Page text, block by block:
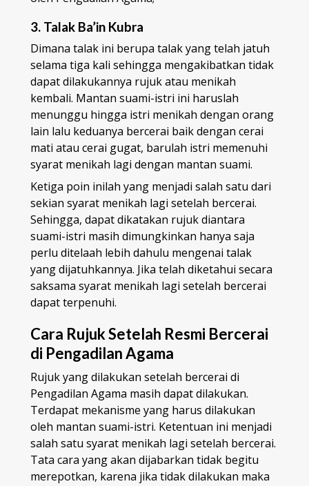
3. Talak Ba’in Kubra
Dimana talak ini berupa talak yang telah jatuh
selama tiga kali sehingga mengakibatkan tidak
dapat dilakukannya rujuk atau menikah
kembali. Mantan suami-istri ini haruslah
menunggu hingga istri menikah dengan orang
lain lalu keduanya bercerai baik dengan cerai
mati atau cerai gugat, barulah istri memenuhi
syarat menikah lagi dengan mantan suami.
Ketiga poin inilah yang menjadi salah satu dari
sekian syarat menikah lagi setelah bercerai.
Sehingga, dapat dikatakan rujuk diantara
suami-istri masih dimungkinkan hanya saja
perlu ditelaah lebih dahulu mengenai talak
yang dijatuhkannya. Jika telah diketahui secara
saksama syarat menikah lagi setelah bercerai
dapat terpenuhi.
Cara Rujuk Setelah Resmi Bercerai
di Pengadilan Agama
Rujuk yang dilakukan setelah bercerai di
Pengadilan Agama masih dapat dilakukan.
Terdapat mekanisme yang harus dilakukan
oleh mantan suami-istri. Ketentuan ini menjadi
salah satu syarat menikah lagi setelah bercerai.
Tata cara yang akan dijabarkan tidak begitu
merepotkan, karena jika tidak dilakukan maka